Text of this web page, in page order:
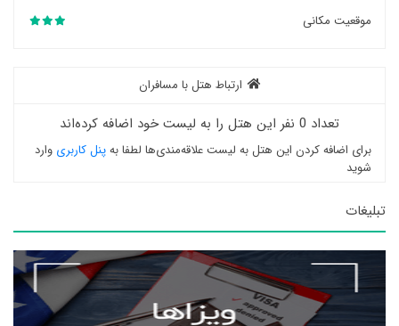
موقعیت مکانی
ارتباط هتل با مسافران
تعداد 0 نفر این هتل را به لیست خود اضافه کرده‌اند
برای اضافه کردن این هتل به لیست علاقه‌مندی‌ها لطفا بهپنل کاربری وارد
شوید
تبلیغات